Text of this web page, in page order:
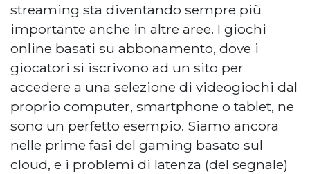
streaming sta diventando sempre più
importante anche in altre aree. I giochi
online basati su abbonamento, dove i
giocatori si iscrivono ad un sito per
accedere a una selezione di videogiochi dal
proprio computer, smartphone o tablet, ne
sono un perfetto esempio. Siamo ancora
nelle prime fasi del gaming basato sul
cloud, e i problemi di latenza (del segnale)